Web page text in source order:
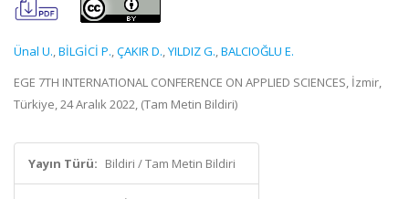
Ünal U.,BİLGİCİ P.,ÇAKIR D.,YILDIZ G.,BALCIOĞLU E.
EGE 7TH INTERNATIONAL CONFERENCE ON APPLIED SCIENCES, İzmir,
Türkiye, 24 Aralık 2022, (Tam Metin Bildiri)
Yayın Türü: Bildiri / Tam Metin Bildiri